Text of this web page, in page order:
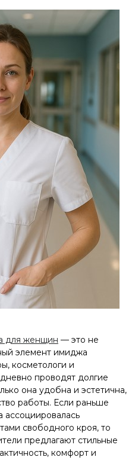
для женщин — это не
элемент имиджа
косметологи и
проводят долгие
она удобна и эстетична,
работы. Если раньше
свободного кроя, то
предлагают стильные
комфорт и